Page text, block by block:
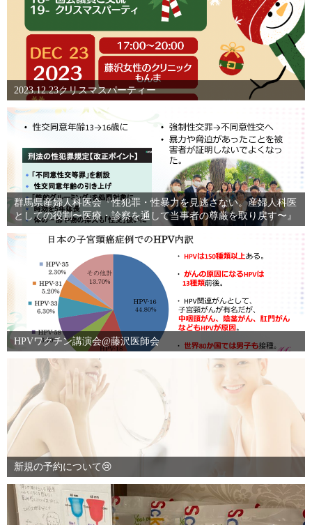
2023.12.23クリスマスパーティー
群馬県産婦人科医会『性犯罪・性暴力を見逃さない。産婦人科医
としての役割〜医療・診察を通して当事者の尊厳を取り戻す〜』
HPVワクチン講演会@藤沢医師会
新規の予約について😢